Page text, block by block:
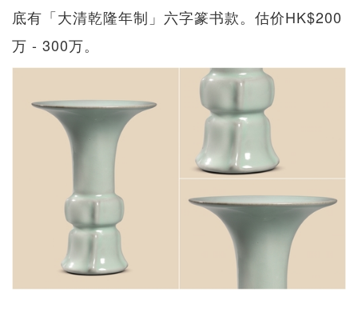
底有「大清乾隆年制」六字篆书款。估价HK$200
万 - 300万。